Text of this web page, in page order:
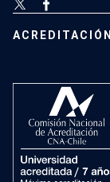
ACREDITACIÓN